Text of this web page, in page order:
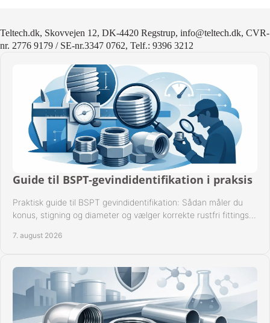
Teltech.dk, Skovvejen 12, DK-4420 Regstrup, info@teltech.dk, CVR-
nr. 2776 9179 / SE-nr.3347 0762, Telf.: 9396 3212
Guide til BSPT-gevindidentifikation i praksis
Praktisk guide til BSPT gevindidentifikation: Sådan måler du
konus, stigning og diameter og vælger korrekte rustfri fittings
7. august 2026